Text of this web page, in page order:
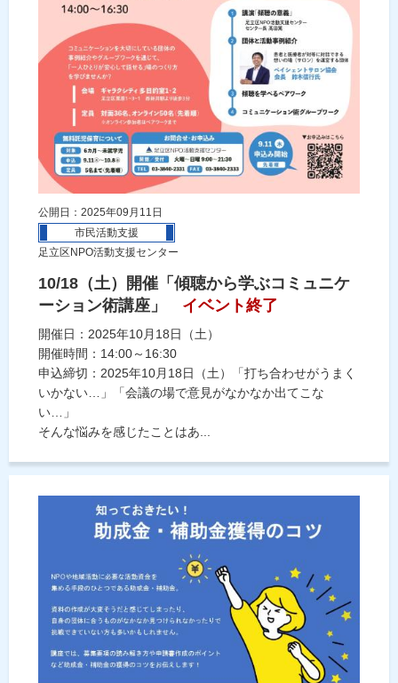
公開日：2025年09月11日
市民活動支援
足立区NPO活動支援センター
10/18（土）開催「傾聴から学ぶコミュニケ
ーション術講座」
イベント終了
開催日：2025年10月18日（土）
開催時間：14:00～16:30
申込締切：2025年10月18日（土）「打ち合わせがうまく
いかない…」「会議の場で意見がなかなか出てこな
い…」
そんな悩みを感じたことはあ...